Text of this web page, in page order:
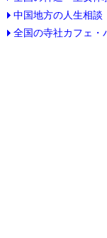
中国地方の人生相談
全国の寺社カフェ・